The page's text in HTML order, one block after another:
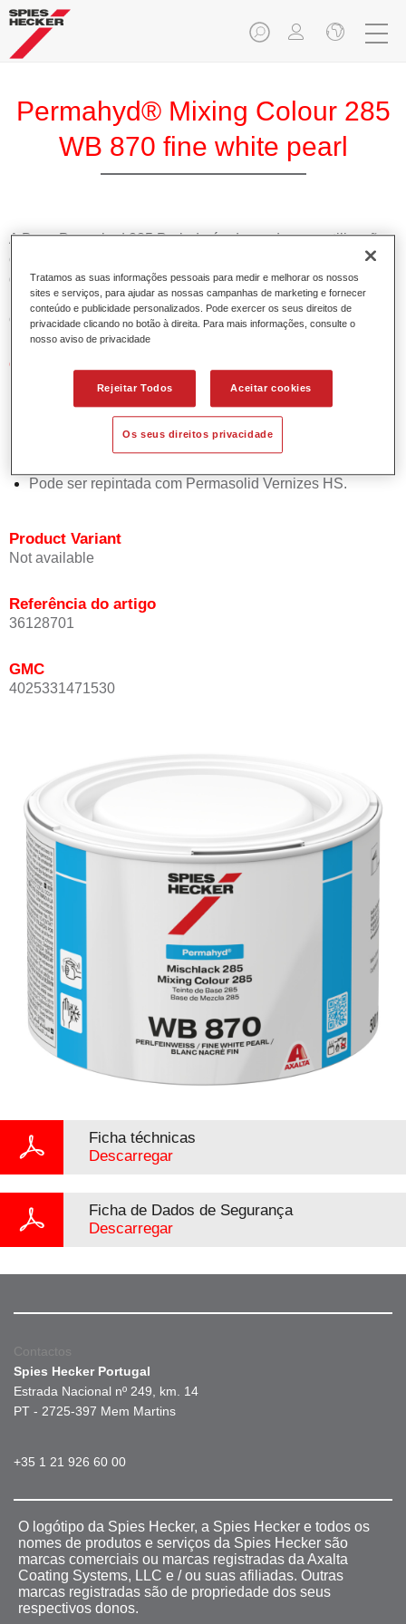
Permahyd® Mixing Colour 285
WB 870 fine white pearl
A Base Permahyd 285 Perlado é adequada para utilização
com Permahyd Base Bicamada Nacarada 285, um sistema
de base bicamada aquosa de alta qualidade. Está baseada
numa tecnologia especial de dispersão de poliuretano para
cores sólidas e de efeitos.
Características do produto
Permite uma aplicação simples e rápida numa operação
de 1.5 demãos.
Oferece boa estabilidade vertical.
Pode ser repintada com Permasolid Vernizes HS.
Product Variant
Not available
Referência do artigo
36128701
GMC
4025331471530
Ficha téchnicas
Descarregar
Ficha de Dados de Segurança
Descarregar
Contactos
Spies Hecker Portugal
Estrada Nacional nº 249, km. 14
PT - 2725-397 Mem Martins
+35 1 21 926 60 00
O logótipo da Spies Hecker, a Spies Hecker e todos os
nomes de produtos e serviços da Spies Hecker são
marcas comerciais ou marcas registradas da Axalta
Coating Systems, LLC e / ou suas afiliadas. Outras
marcas registradas são de propriedade dos seus
respectivos donos.
Tratamos as suas informações pessoais para medir e melhorar os nossos
sites e serviços, para ajudar as nossas campanhas de marketing e fornecer
conteúdo e publicidade personalizados. Pode exercer os seus direitos de
privacidade clicando no botão à direita. Para mais informações, consulte o
nosso aviso de privacidade
Rejeitar Todos Aceitar cookies
Os seus direitos privacidade